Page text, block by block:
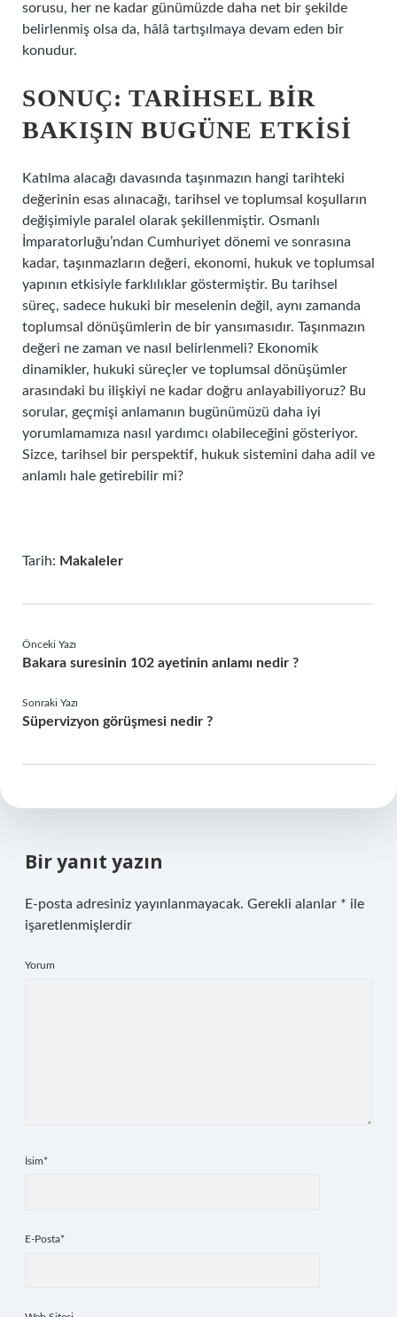
sorusu, her ne kadar günümüzde daha net bir şekilde
belirlenmiş olsa da, hâlâ tartışılmaya devam eden bir
konudur.
SONUÇ: TARIHSEL BIR
BAKIŞIN BUGÜNE ETKISI
Katılma alacağı davasında taşınmazın hangi tarihteki
değerinin esas alınacağı, tarihsel ve toplumsal koşulların
değişimiyle paralel olarak şekillenmiştir. Osmanlı
İmparatorluğu’ndan Cumhuriyet dönemi ve sonrasına
kadar, taşınmazların değeri, ekonomi, hukuk ve toplumsal
yapının etkisiyle farklılıklar göstermiştir. Bu tarihsel
süreç, sadece hukuki bir meselenin değil, aynı zamanda
toplumsal dönüşümlerin de bir yansımasıdır. Taşınmazın
değeri ne zaman ve nasıl belirlenmeli? Ekonomik
dinamikler, hukuki süreçler ve toplumsal dönüşümler
arasındaki bu ilişkiyi ne kadar doğru anlayabiliyoruz? Bu
sorular, geçmişi anlamanın bugünümüzü daha iyi
yorumlamamıza nasıl yardımcı olabileceğini gösteriyor.
Sizce, tarihsel bir perspektif, hukuk sistemini daha adil ve
anlamlı hale getirebilir mi?
Tarih: Makaleler
Önceki Yazı
Bakara suresinin 102 ayetinin anlamı nedir ?
Sonraki Yazı
Süpervizyon görüşmesi nedir ?
Bir yanıt yazın
E-posta adresiniz yayınlanmayacak. Gerekli alanlar * ile
işaretlenmişlerdir
Yorum
İsim*
E-Posta*